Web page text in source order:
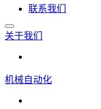
联系我们
关于我们
机械自动化